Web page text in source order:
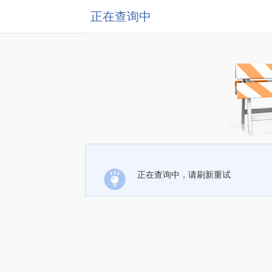
正在查询中
正在查询中，请刷新重试